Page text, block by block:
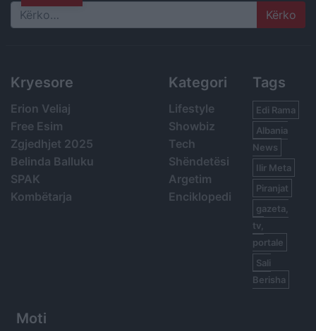
Search
Kryesore
Erion Veliaj
Free Esim
Zgjedhjet 2025
Belinda Balluku
SPAK
Kombëtarja
Kategori
Lifestyle
Showbiz
Tech
Shëndetësi
Argetim
Enciklopedi
Tags
Edi Rama
Albania
News
Ilir Meta
Piranjat
gazeta,
tv,
portale
Sali
Berisha
Moti